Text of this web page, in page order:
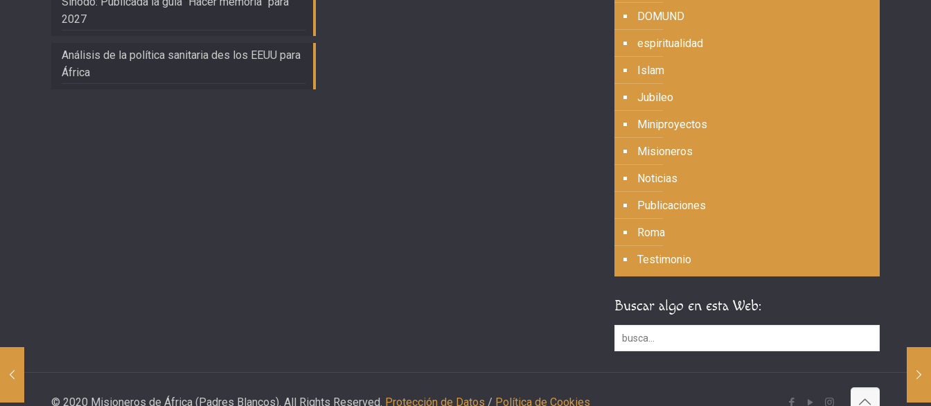
2027
Análisis de la política sanitaria des los EEUU para
África
DOMUND
espiritualidad
Islam
Jubileo
Miniproyectos
Misioneros
Noticias
Publicaciones
Roma
Testimonio
Buscar algo en esta Web:
© 2020 Misioneros de África (Padres Blancos). All Rights Reserved. Protección de Datos / Política de Cookies